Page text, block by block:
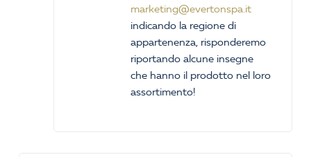
marketing@evertonspa.it
indicando la regione di
appartenenza, risponderemo
riportando alcune insegne
che hanno il prodotto nel loro
assortimento!